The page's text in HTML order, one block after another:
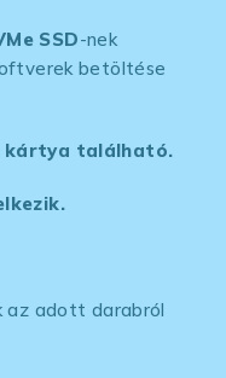
SSD-nek
betöltése
kártya található.
az adott darabról